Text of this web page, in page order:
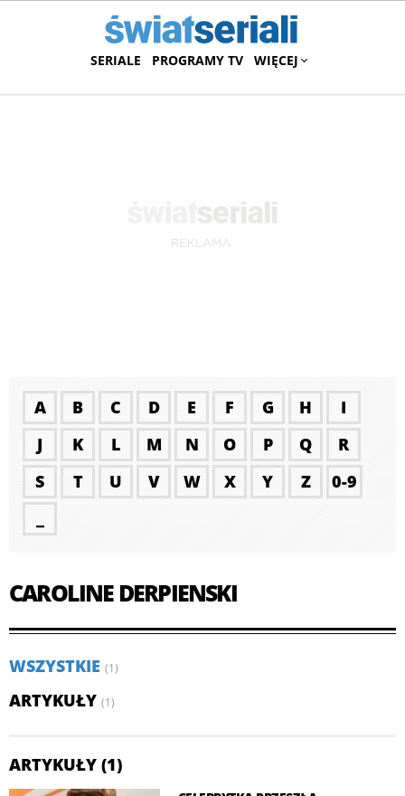
SERIALE PROGRAMY TV WIĘCEJ
A B C D E F G H
I
J
K L M N O P Q
R
S
T U V W X Y Z
0-9
CAROLINE DERPIENSKI
WSZYSTKIE (1)
ARTYKUŁY (1)
ARTYKUŁY (1)